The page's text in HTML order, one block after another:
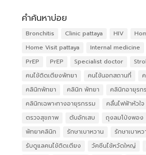
คำค้นหาบ่อย
Bronchitis Clinic pattaya HIV
Home Visit pattaya
Internal medicine
PrEP
PrEP Specialist doctor
คนไข้ติดเตียงพัทยา
คนไข้นอกสถานที่
คลินิกพัทยา
คลินิก พัทยา
คลินิกอายุรก
คลินิกเฉพาะทางอายุรกรรม
คลื่นไฟฟ้าหัวใจ
ตรวจสุขภาพ
ตับอักเสบ ถุงลมโป่งพอง
พัทยาคลินิก
รักษาเบาหวาน
รักษาเบาห
รับดูแลคนไข้ติดเตียง
วัคซีนไข้หวัดใหญ่